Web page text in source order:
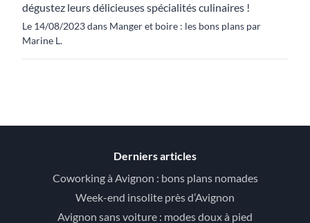
dégustez leurs délicieuses spécialités culinaires !
Le 14/08/2023 dans Manger et boire : les bons plans par
Marine L.
Derniers articles
Coworking à Avignon : bons plans nomades
Week-end insolite près d’Avignon
Avignon sans voiture : modes doux à pied